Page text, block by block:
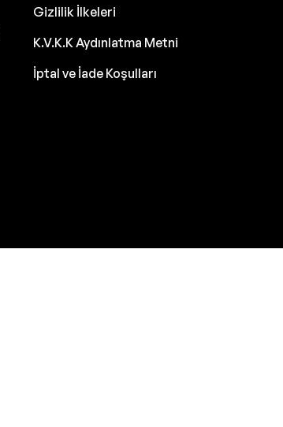
Gizlilik İlkeleri
K.V.K.K Aydınlatma Metni
İptal ve İade Koşulları